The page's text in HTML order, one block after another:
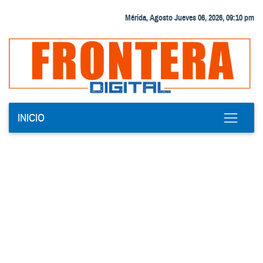
Mérida, Agosto Jueves 06, 2026, 09:10 pm
INICIO